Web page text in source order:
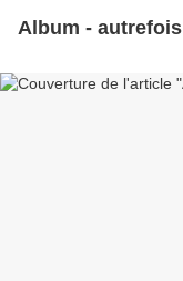
Album - autrefois